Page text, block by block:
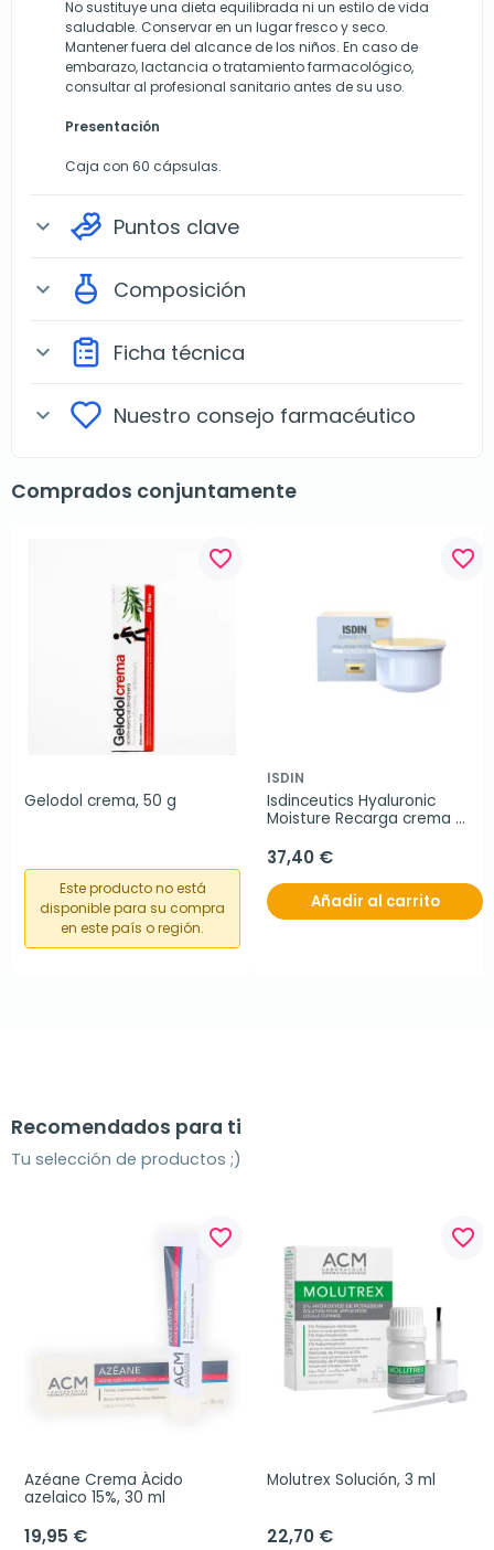
No sustituye una dieta equilibrada ni un estilo de vida
saludable. Conservar en un lugar fresco y seco.
Mantener fuera del alcance de los niños. En caso de
embarazo, lactancia o tratamiento farmacológico,
consultar al profesional sanitario antes de su uso.
Presentación
Caja con 60 cápsulas.
expand_more Puntos clave
expand_more Composición
expand_more Ficha técnica
expand_more Nuestro consejo farmacéutico
Comprados conjuntamente
favorite_border
Gelodol crema, 50 g
Este producto no está
disponible para su compra
en este país o región.
favorite_border
ISDIN
Isdinceutics Hyaluronic
Moisture Recarga crema
g
37,40 €
Añadir al carrito
Recomendados para ti
Tu selección de productos ;)
favorite_border
Azéane Crema Ácido
azelaico 15%, 30 ml
19,95 €
favorite_border
Molutrex Solución, 3 ml
22,70 €